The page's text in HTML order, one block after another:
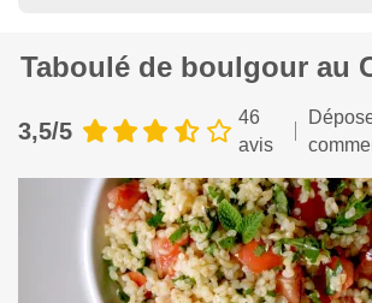
Taboulé de boulgour au
3,5/5
46
avis